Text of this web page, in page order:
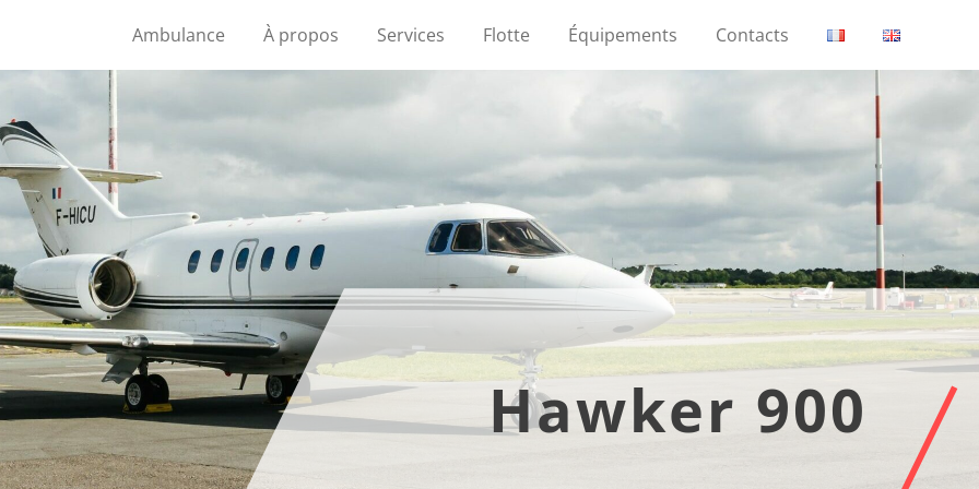
Ambulance À propos Services Flotte Équipements Contacts
Hawker 900